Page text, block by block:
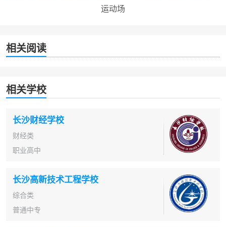
运动场
相关阅读
相关学校
长沙财经学校
财经类
职业高中
长沙高新技术工程学校
综合类
普通中专